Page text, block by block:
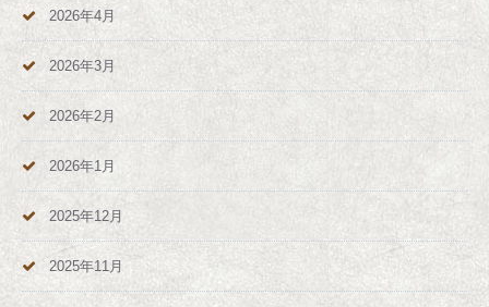
2026年4月
2026年3月
2026年2月
2026年1月
2025年12月
2025年11月